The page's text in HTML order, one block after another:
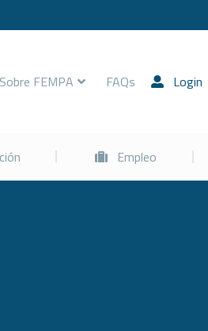
Sobre FEMPA FAQs Login
Empleo
Prevención Empleo